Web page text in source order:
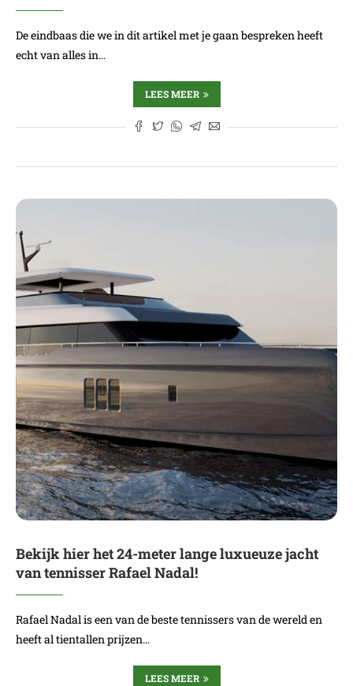
De eindbaas die we in dit artikel met je gaan bespreken heeft
echt van alles in…
LEES MEER
Bekijk hier het 24-meter lange luxueuze jacht
van tennisser Rafael Nadal!
Rafael Nadal is een van de beste tennissers van de wereld en
heeft al tientallen prijzen…
LEES MEER